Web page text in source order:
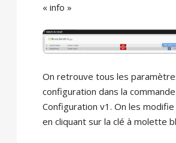
« info »
On retrouve tous les
configuration dans la commande
Configuration v1. On les
en cliquant sur la clé à molette